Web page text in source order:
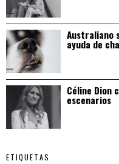
Australiano
ayuda de
Céline Dion
escenarios
ETIQUETAS